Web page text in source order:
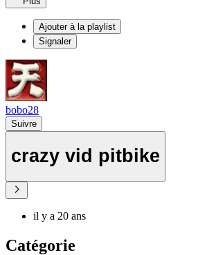
Ajouter à la playlist
Signaler
bobo28
Suivre
crazy vid pitbike
il y a 20 ans
Catégorie